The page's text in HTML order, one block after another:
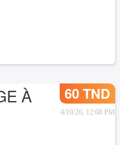
À
60 TND
4/10/26, 12:08 PM